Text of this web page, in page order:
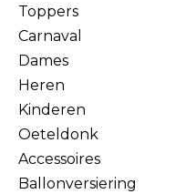
Toppers
Carnaval
Dames
Heren
Kinderen
Oeteldonk
Accessoires
Ballonversiering